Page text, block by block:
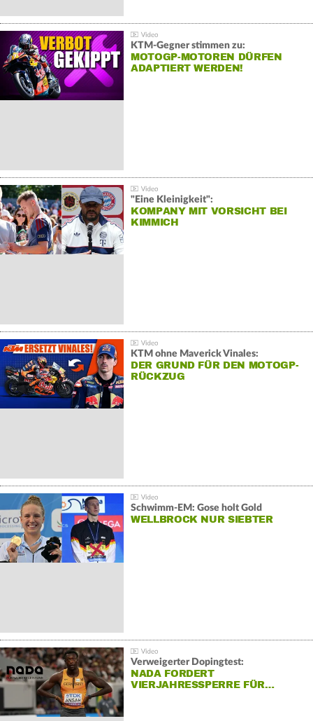
KTM-Gegner stimmen zu:
MOTOGP-MOTOREN DÜRFEN
ADAPTIERT WERDEN!
"Eine Kleinigkeit":
KOMPANY MIT VORSICHT BEI
KIMMICH
KTM ohne Maverick Vinales:
DER GRUND FÜR DEN MOTOGP-
RÜCKZUG
Schwimm-EM: Gose holt Gold
WELLBROCK NUR SIEBTER
Verweigerter Dopingtest:
NADA FORDERT
VIERJAHRESSPERRE FÜR…